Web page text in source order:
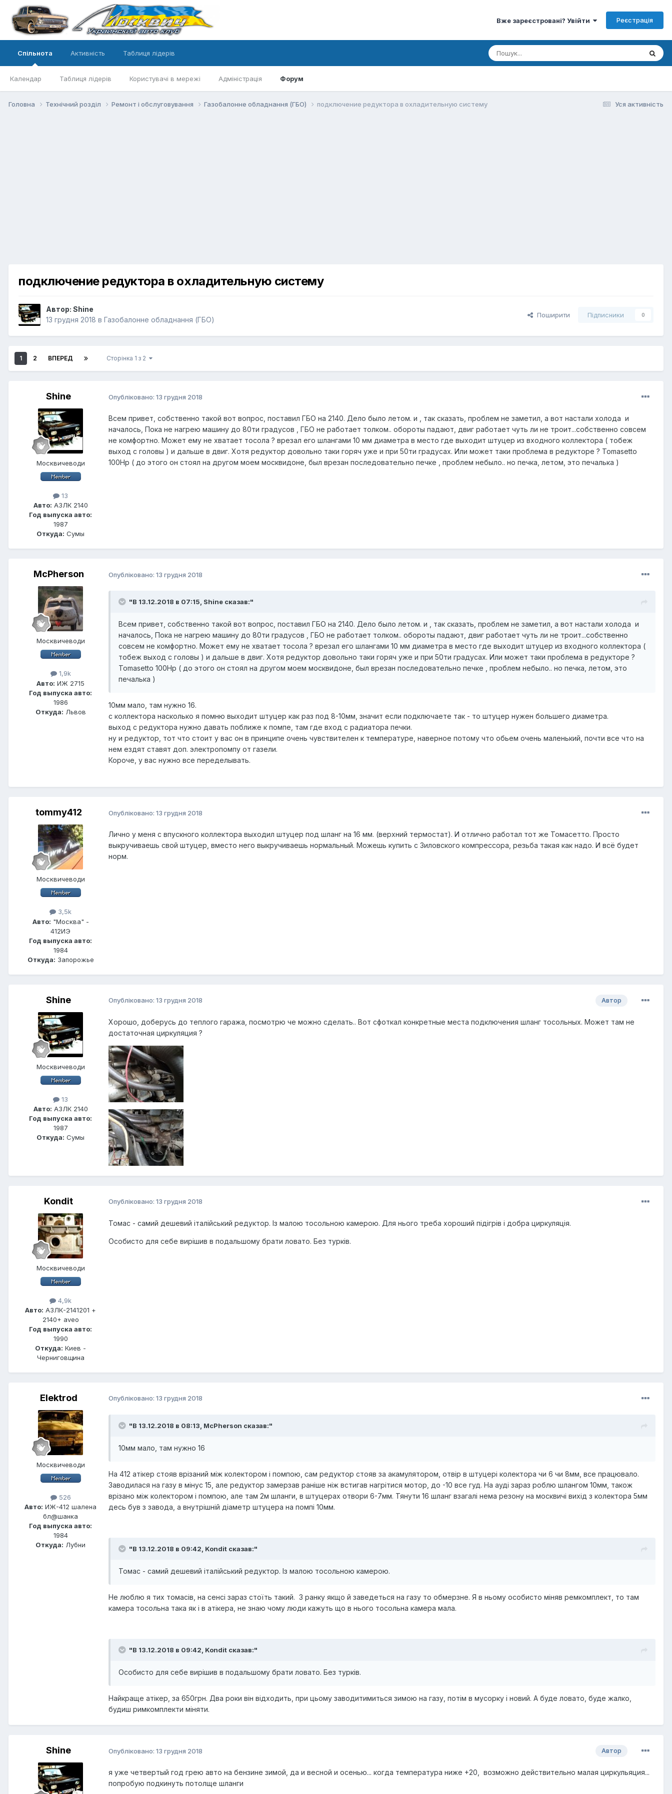
Вже зареєстровані? Увійти Реєстрація
Спільнота
Календар Таблиця лідерів Користувачі в мережі Адміністрація Форум
Активність Таблиця лідерів
Уся активність
Головна Технічний розділ Ремонт і обслуговування Газобалонне обладнання (ГБО) подключение редуктора в охладительную систему
подключение редуктора в охладительную систему
Автор: Shine
13 грудня 2018 в Газобалонне обладнання (ГБО)
Поширити Підписники 0
1 2 ВПЕРЕД Сторінка 1 з 2
Shine
Москвичеводи
13
Авто: АЗЛК 2140
Год выпуска авто:
1987
Откуда: Сумы
Опубліковано: 13 грудня 2018
Всем привет, собственно такой вот вопрос, поставил ГБО на 2140. Дело было летом. и , так сказать, проблем не заметил, а вот настали холода и
началось, Пока не нагрею машину до 80ти градусов , ГБО не работает толком.. обороты падают, двиг работает чуть ли не троит...собственно совсем
не комфортно. Может ему не хватает тосола ? врезал его шлангами 10 мм диаметра в место где выходит штуцер из входного коллектора ( тобеж
выход с головы ) и дальше в двиг. Хотя редуктор довольно таки горяч уже и при 50ти градусах. Или может таки проблема в редукторе ? Tomasetto
100Hp ( до этого он стоял на другом моем москвидоне, был врезан последовательно печке , проблем небыло.. но печка, летом, это печалька )
McPherson
Москвичеводи
1,9k
Авто: ИЖ 2715
Год выпуска авто:
1986
Откуда: Львов
Опубліковано: 13 грудня 2018
"В 13.12.2018 в 07:15, Shine сказав:"
Всем привет, собственно такой вот вопрос, поставил ГБО на 2140. Дело было летом. и , так сказать, проблем не заметил, а вот настали холода и
началось, Пока не нагрею машину до 80ти градусов , ГБО не работает толком.. обороты падают, двиг работает чуть ли не троит...собственно
совсем не комфортно. Может ему не хватает тосола ? врезал его шлангами 10 мм диаметра в место где выходит штуцер из входного коллектора (
тобеж выход с головы ) и дальше в двиг. Хотя редуктор довольно таки горяч уже и при 50ти градусах. Или может таки проблема в редукторе ?
Tomasetto 100Hp ( до этого он стоял на другом моем москвидоне, был врезан последовательно печке , проблем небыло.. но печка, летом, это
печалька )
10мм мало, там нужно 16.
с коллектора насколько я помню выходит штуцер как раз под 8-10мм, значит если подключаете так - то штуцер нужен большего диаметра.
выход с редуктора нужно давать поближе к помпе, там где вход с радиатора печки.
ну и редуктор, тот что стоит у вас он в принципе очень чувствителен к температуре, наверное потому что обьем очень маленький, почти все что на
нем ездят ставят доп. электропомпу от газели.
Короче, у вас нужно все переделывать.
tommy412
Москвичеводи
3,5k
Авто: "Москва" -
412ИЭ
Год выпуска авто:
1984
Откуда: Запорожье
Опубліковано: 13 грудня 2018
Лично у меня с впускного коллектора выходил штуцер под шланг на 16 мм. (верхний термостат). И отлично работал тот же Томасетто. Просто
выкручиваешь свой штуцер, вместо него выкручиваешь нормальный. Можешь купить с Зиловского компрессора, резьба такая как надо. И всё будет
норм.
Shine
Москвичеводи
13
Авто: АЗЛК 2140
Год выпуска авто:
1987
Откуда: Сумы
Автор
Опубліковано: 13 грудня 2018
Хорошо, доберусь до теплого гаража, посмотрю че можно сделать.. Вот сфоткал конкретные места подключения шланг тосольных. Может там не
достаточная циркуляция ?
Kondit
Москвичеводи
4,9k
Авто: АЗЛК-2141201 +
2140+ aveo
Год выпуска авто:
1990
Откуда: Киев -
Черниговщина
Опубліковано: 13 грудня 2018
Томас - самий дешевий італійський редуктор. Із малою тосольною камерою. Для нього треба хороший підігрів і добра циркуляція.
Особисто для себе вирішив в подальшому брати ловато. Без турків.
Elektrod
Москвичеводи
526
Авто: ИЖ-412 шалена
бл@шанка
Год выпуска авто:
1984
Откуда: Лубни
Опубліковано: 13 грудня 2018
"В 13.12.2018 в 08:13, McPherson сказав:"
10мм мало, там нужно 16
На 412 атікер стояв врізаний між колектором і помпою, сам редуктор стояв за акамулятором, отвір в штуцері колектора чи 6 чи 8мм, все працювало.
Заводилася на газу в мінус 15, але редуктор замерзав раніше ніж встигав нагрітися мотор, до -10 все гуд. На ауді зараз роблю шлангом 10мм, також
врізано між колектором і помпою, але там 2м шланги, в штуцерах отвори 6-7мм. Тянути 16 шланг взагалі нема резону на москвичі вихід з колектора 5мм
десь був з завода, а внутрішній діаметр штуцера на помпі 10мм.
"В 13.12.2018 в 09:42, Kondit сказав:"
Томас - самий дешевий італійський редуктор. Із малою тосольною камерою.
Не люблю я тих томасів, на сенсі зараз стоїть такий. З ранку якщо й заведеться на газу то обмерзне. Я в ньому особисто міняв ремкомплект, то там
камера тосольна така як і в атікера, не знаю чому люди кажуть що в нього тосольна камера мала.
"В 13.12.2018 в 09:42, Kondit сказав:"
Особисто для себе вирішив в подальшому брати ловато. Без турків.
Найкраще атікер, за 650грн. Два роки він відходить, при цьому заводитимиться зимою на газу, потім в мусорку і новий. А буде ловато, буде жалко,
будиш римкомплекти міняти.
Shine Автор
Опубліковано: 13 грудня 2018
я уже четвертый год грею авто на бензине зимой, да и весной и осенью... когда температура ниже +20, возможно действительно малая циркульяция...
попробую подкинуть потолще шланги